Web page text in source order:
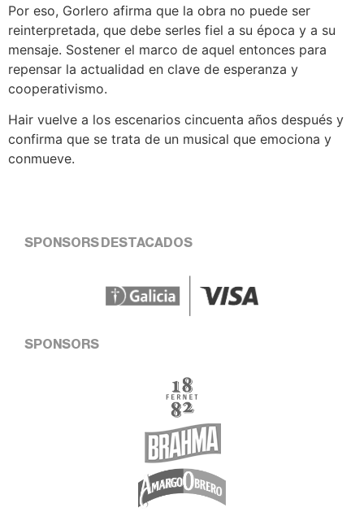
Por eso, Gorlero afirma que la obra no puede ser
reinterpretada, que debe serles fiel a su época y a su
mensaje. Sostener el marco de aquel entonces para
repensar la actualidad en clave de esperanza y
cooperativismo.
Hair vuelve a los escenarios cincuenta años después y
confirma que se trata de un musical que emociona y
conmueve.
SPONSORS DESTACADOS
SPONSORS